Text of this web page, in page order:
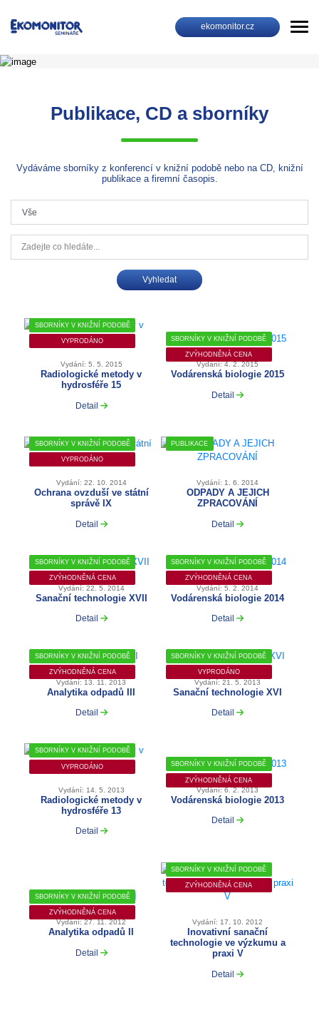
ekomonitor.cz
Publikace, CD a sborníky
Vydáváme sborníky z konferencí v knižní podobě nebo na CD, knižní
publikace a firemní časopis.
Vyhledat
SBORNÍKY V KNIŽNÍ PODOBĚ
VYPRODÁNO
Vydání: 5. 5. 2015
Radiologické metody v
hydrosféře 15
Detail
SBORNÍKY V KNIŽNÍ PODOBĚ
ZVÝHODNĚNÁ CENA
Vydání: 4. 2. 2015
Vodárenská biologie 2015
Detail
SBORNÍKY V KNIŽNÍ PODOBĚ
VYPRODÁNO
Vydání: 22. 10. 2014
Ochrana ovzduší ve státní
správě IX
Detail
PUBLIKACE
Vydání: 1. 6. 2014
ODPADY A JEJICH
ZPRACOVÁNÍ
Detail
SBORNÍKY V KNIŽNÍ PODOBĚ
ZVÝHODNĚNÁ CENA
Vydání: 22. 5. 2014
Sanační technologie XVII
Detail
SBORNÍKY V KNIŽNÍ PODOBĚ
ZVÝHODNĚNÁ CENA
Vydání: 5. 2. 2014
Vodárenská biologie 2014
Detail
SBORNÍKY V KNIŽNÍ PODOBĚ
ZVÝHODNĚNÁ CENA
Vydání: 13. 11. 2013
Analytika odpadů III
Detail
SBORNÍKY V KNIŽNÍ PODOBĚ
VYPRODÁNO
Vydání: 21. 5. 2013
Sanační technologie XVI
Detail
SBORNÍKY V KNIŽNÍ PODOBĚ
VYPRODÁNO
Vydání: 14. 5. 2013
Radiologické metody v
hydrosféře 13
Detail
SBORNÍKY V KNIŽNÍ PODOBĚ
ZVÝHODNĚNÁ CENA
Vydání: 6. 2. 2013
Vodárenská biologie 2013
Detail
SBORNÍKY V KNIŽNÍ PODOBĚ
ZVÝHODNĚNÁ CENA
Vydání: 27. 11. 2012
Analytika odpadů II
Detail
SBORNÍKY V KNIŽNÍ PODOBĚ
ZVÝHODNĚNÁ CENA
Vydání: 17. 10. 2012
Inovativní sanační
technologie ve výzkumu a
praxi V
Detail